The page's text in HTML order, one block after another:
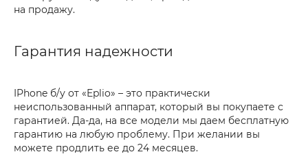
на продажу.
Гарантия надежности
IPhone б/у от «Eplio» – это практически
неиспользованный аппарат, который вы покупаете с
гарантией. Да-да, на все модели мы даем бесплатную
гарантию на любую проблему. При желании вы
можете продлить ее до 24 месяцев.